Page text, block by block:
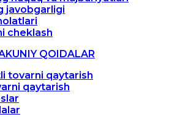
javobgarligi
cheklash
QOIDALAR
tovarni qaytarish
qaytarish